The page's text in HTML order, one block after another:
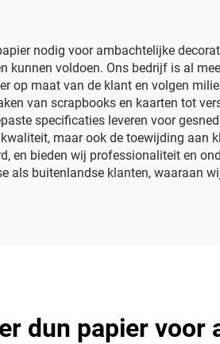
nodig voor ambachtelijke
kunnen voldoen. Ons bedrijf is al
op maat van de klant en volgen
van scrapbooks en kaarten tot
specificaties leveren voor
maar ook de toewijding aan
en bieden wij professionaliteit en
als buitenlandse klanten, waaraan
dun papier